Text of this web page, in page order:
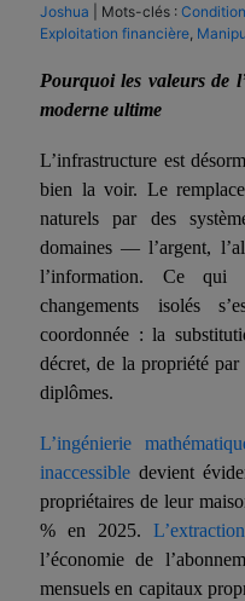
Joshua
Mots-clés :
Exploitation financière
Pourquoi les valeurs de
moderne ultime
L’infrastructure est
bien la voir. Le
naturels par des
domaines — l’argent,
l’information. Ce qui
changements isolés
coordonnée : la
décret, de la propriété par
diplômes.
L’ingénierie
inaccessible devient
propriétaires de leur
% en 2025.
l’économie de
mensuels en capitaux